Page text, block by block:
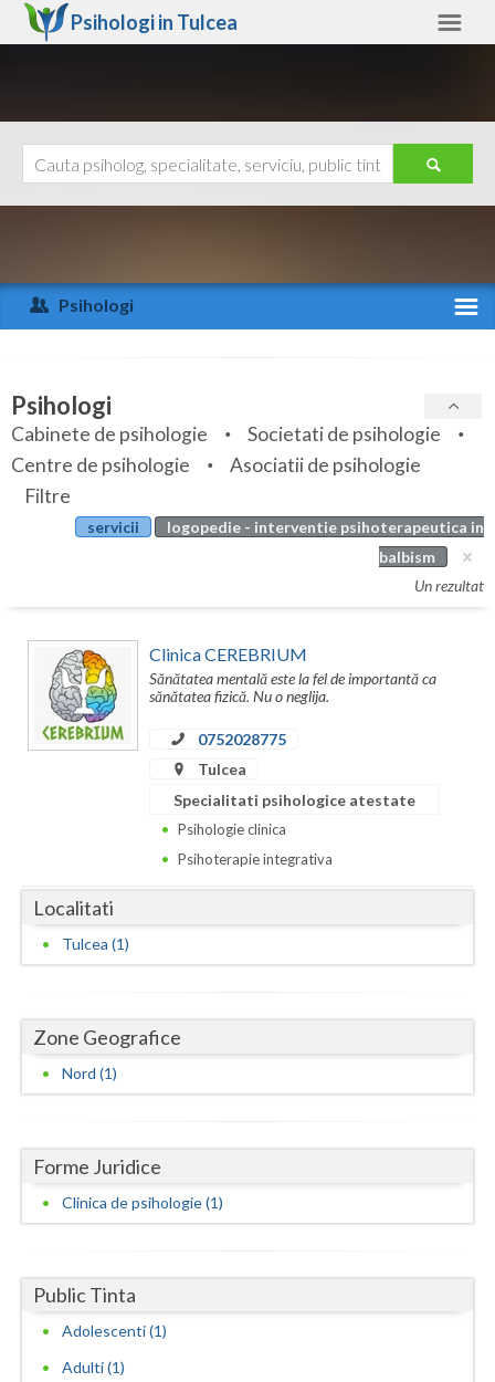
Psihologi in Tulcea
Arad
Arges
Bihor
Bistrita-Nasaud
Botosani
Bucuresti
Buzau
Calarasi
Covasna
Dambovita
Galati
Giurgiu
Harghita
Iasi
Ajutor
Psihologi
Specialitati
Servicii
Articole
Evenimente
Psihologi
Cabinete de psihologie
Societati de psihologie
Centre de psihologie
Asociatii de psihologie
Filtre
servicii
logopedie - interventie psihoterapeutica in
balbism
Un rezultat
Clinica CEREBRIUM
Sănătatea mentală este la fel de importantă ca
sănătatea fizică. Nu o neglija.
0752028775
Tulcea
Specialitati psihologice atestate
Psihologie clinica
Psihoterapie integrativa
Localitati
Tulcea (1)
Zone Geografice
Nord (1)
Forme Juridice
Clinica de psihologie (1)
Public Tinta
Adolescenti (1)
Adulti (1)